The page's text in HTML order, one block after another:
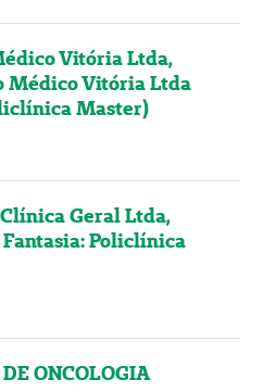
Vitória Ltda,
Médico Vitória Ltda
Master)
Geral Ltda,
Policlínica
ONCOLOGIA